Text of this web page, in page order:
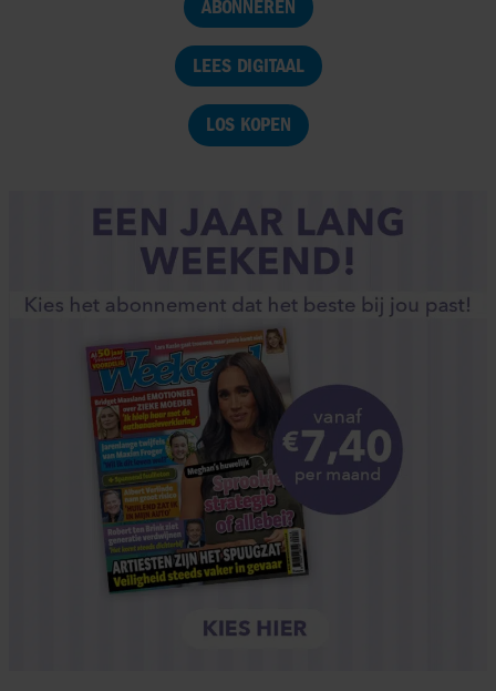
ABONNEREN
LEES DIGITAAL
LOS KOPEN